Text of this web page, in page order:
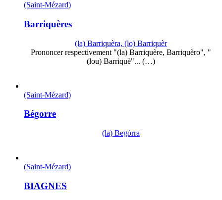
(Saint-Mézard)
Barriquères
(la) Barriquèra, (lo) Barriquèr
Prononcer respectivement "(la) Barriquère, Barriquèro", "
(lou) Barriquè"... (…)
(Saint-Mézard)
Bégorre
(la) Begòrra
(Saint-Mézard)
BIAGNES